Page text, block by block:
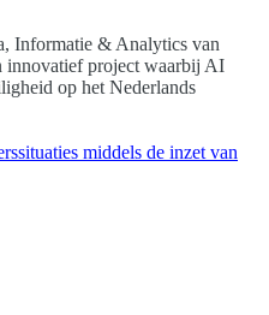
Informatie & Analytics van
innovatief project waarbij AI
op het Nederlands
middels de inzet van